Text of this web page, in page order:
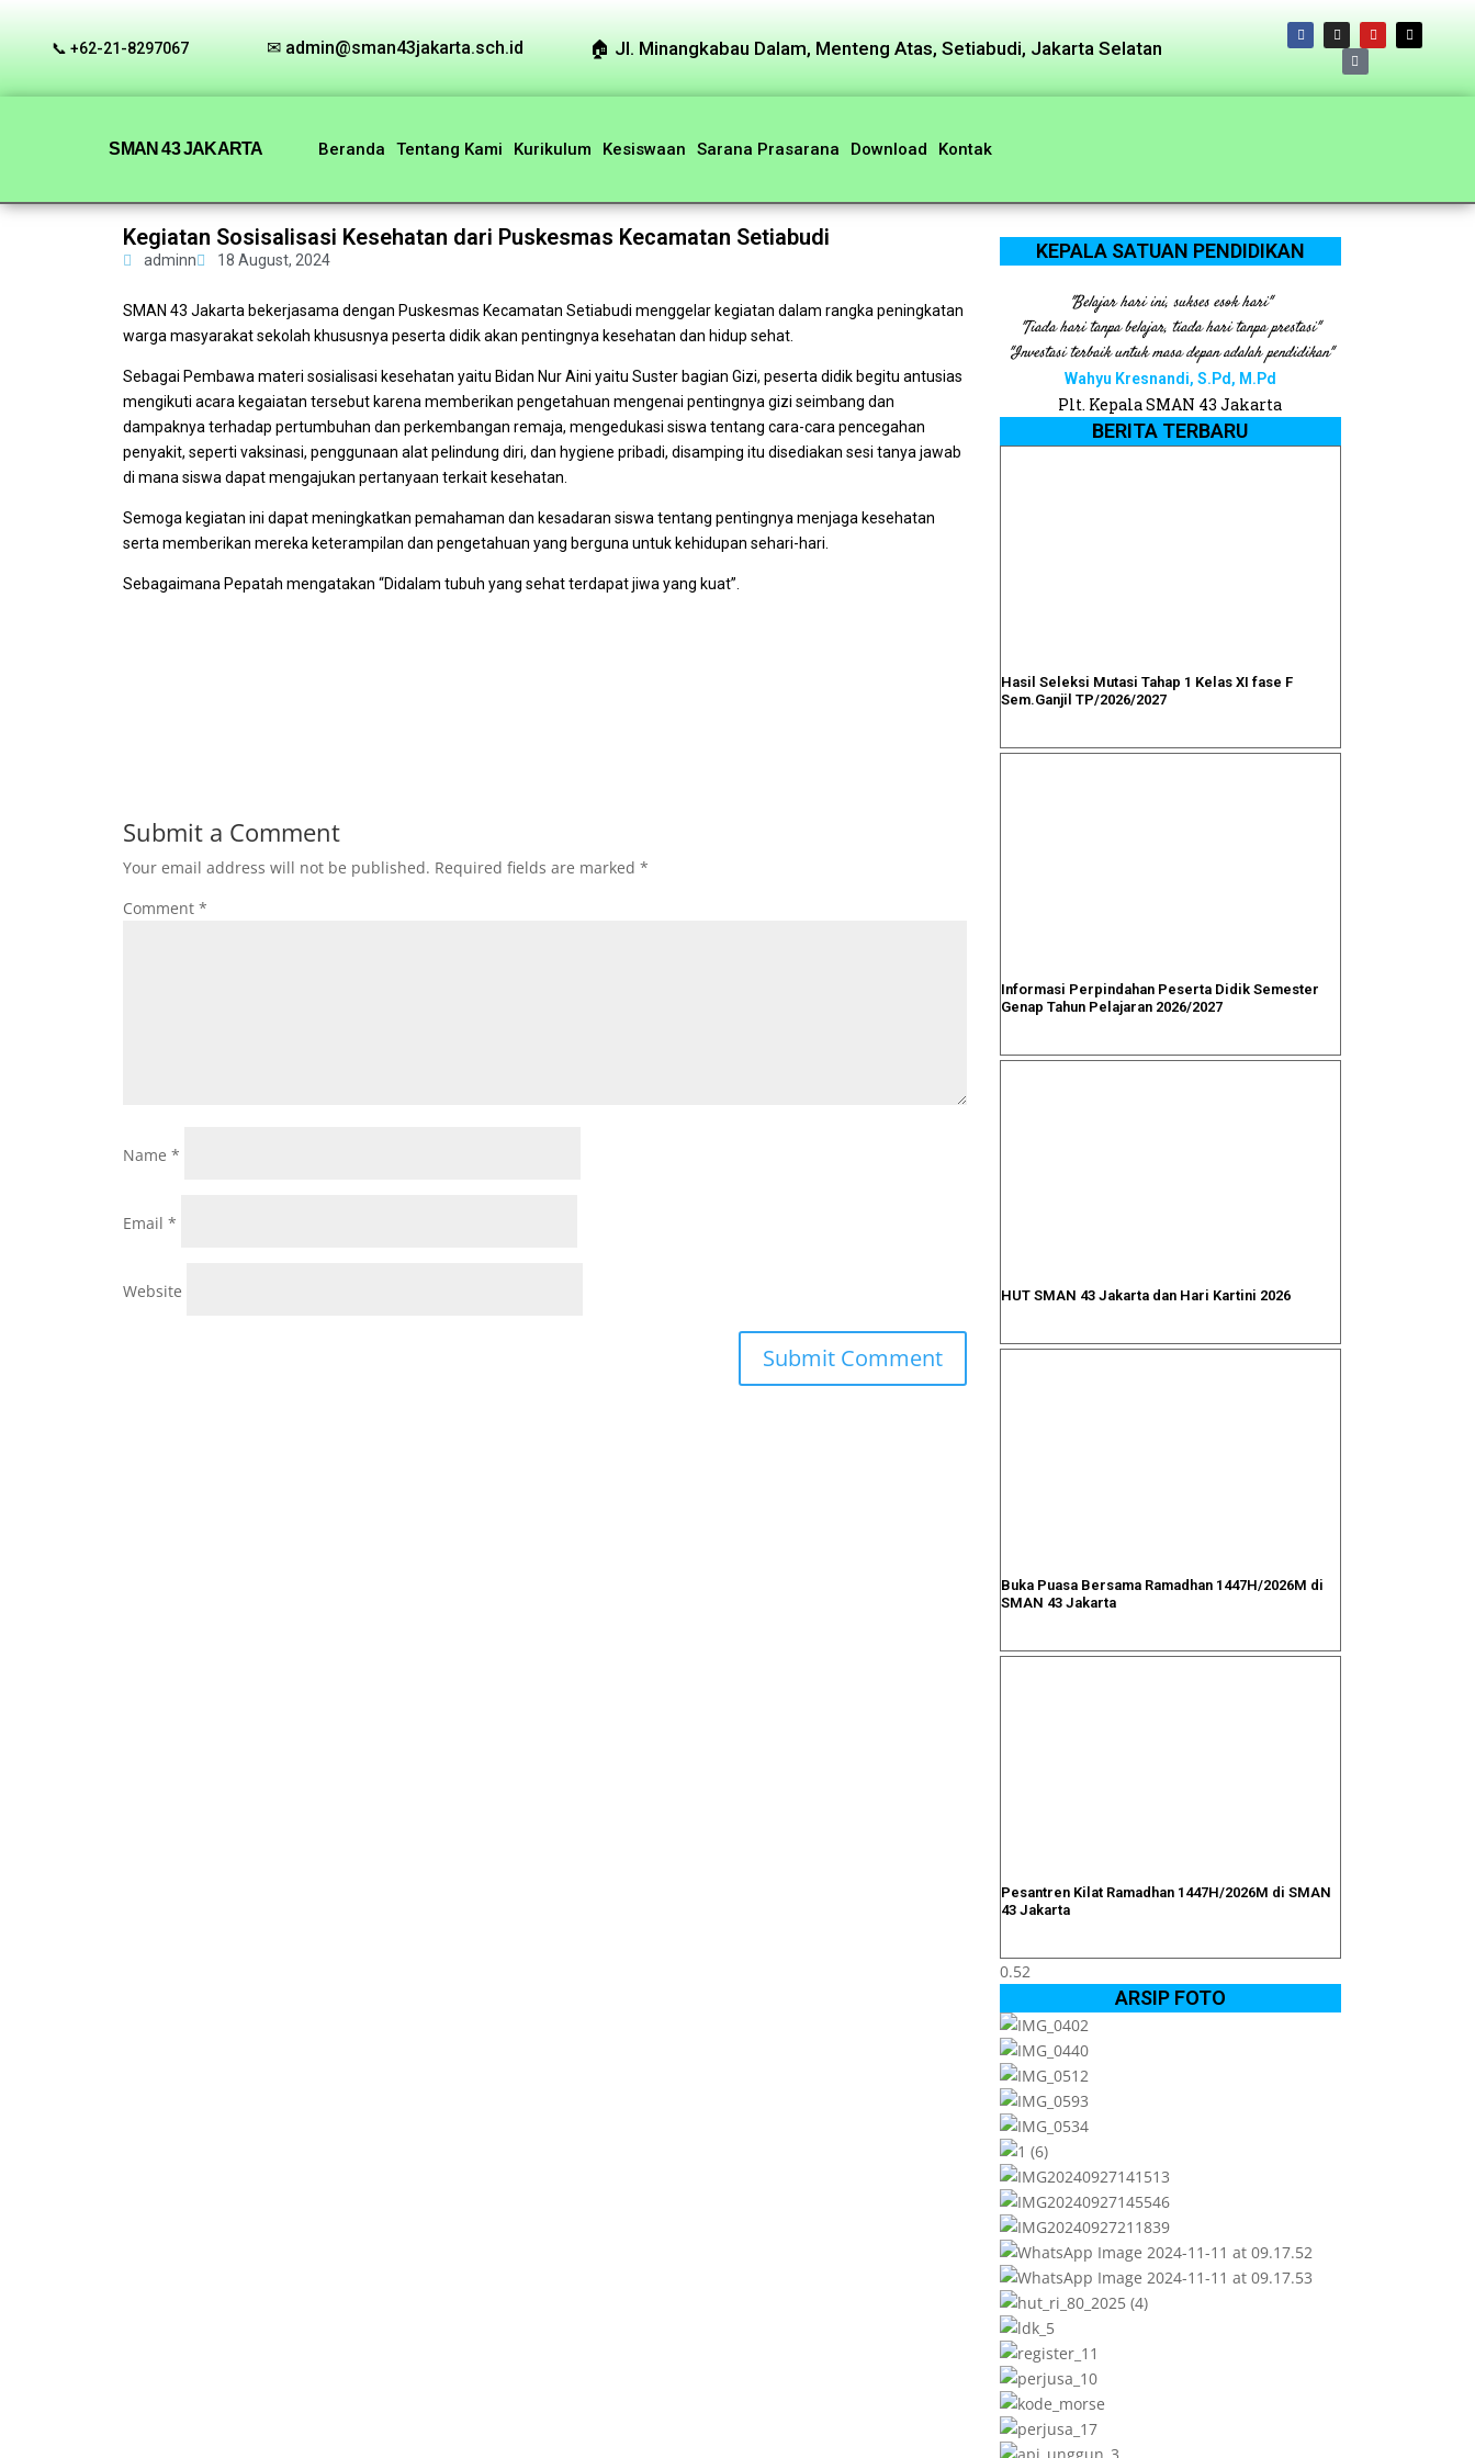
📞 +62-21-8297067 ✉ admin@sman43jakarta.sch.id 🏠︎ Jl. Minangkabau Dalam, Menteng Atas, Setiabudi, Jakarta Selatan
SMAN 43 JAKARTA Beranda Tentang Kami Kurikulum Kesiswaan Sarana Prasarana Download Kontak
Kegiatan Sosisalisasi Kesehatan dari Puskesmas Kecamatan Setiabudi
adminn 18 August, 2024
SMAN 43 Jakarta bekerjasama dengan Puskesmas Kecamatan Setiabudi menggelar kegiatan dalam rangka peningkatan
warga masyarakat sekolah khususnya peserta didik akan pentingnya kesehatan dan hidup sehat.
Sebagai Pembawa materi sosialisasi kesehatan yaitu Bidan Nur Aini yaitu Suster bagian Gizi, peserta didik begitu antusias
mengikuti acara kegaiatan tersebut karena memberikan pengetahuan mengenai pentingnya gizi seimbang dan
dampaknya terhadap pertumbuhan dan perkembangan remaja, mengedukasi siswa tentang cara-cara pencegahan
penyakit, seperti vaksinasi, penggunaan alat pelindung diri, dan hygiene pribadi, disamping itu disediakan sesi tanya jawab
di mana siswa dapat mengajukan pertanyaan terkait kesehatan.
Semoga kegiatan ini dapat meningkatkan pemahaman dan kesadaran siswa tentang pentingnya menjaga kesehatan
serta memberikan mereka keterampilan dan pengetahuan yang berguna untuk kehidupan sehari-hari.
Sebagaimana Pepatah mengatakan “Didalam tubuh yang sehat terdapat jiwa yang kuat”.
Submit a Comment
Your email address will not be published. Required fields are marked *
Comment *
Name *
Email *
Website
KEPALA SATUAN PENDIDIKAN
"Belajar hari ini, sukses esok hari"
"Tiada hari tanpa belajar, tiada hari tanpa prestasi"
"Investasi terbaik untuk masa depan adalah pendidikan"
Wahyu Kresnandi, S.Pd, M.Pd
Plt. Kepala SMAN 43 Jakarta
BERITA TERBARU
Hasil Seleksi Mutasi Tahap 1 Kelas XI fase F
Sem.Ganjil TP/2026/2027
Informasi Perpindahan Peserta Didik Semester
Genap Tahun Pelajaran 2026/2027
HUT SMAN 43 Jakarta dan Hari Kartini 2026
Buka Puasa Bersama Ramadhan 1447H/2026M di
SMAN 43 Jakarta
Pesantren Kilat Ramadhan 1447H/2026M di SMAN
43 Jakarta
ARSIP FOTO